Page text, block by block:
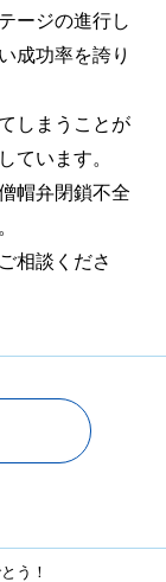
ージの進行し
成功率を誇り
しまうことが
ています。
帽弁閉鎖不全
相談くださ
う！